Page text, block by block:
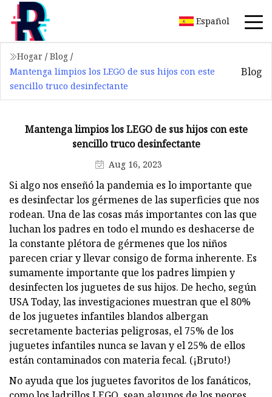
Español
Hogar / Blog /
Mantenga limpios los LEGO de sus hijos con este
sencillo truco desinfectante
Blog
Mantenga limpios los LEGO de sus hijos con este
sencillo truco desinfectante
Aug 16, 2023
Si algo nos enseñó la pandemia es lo importante que
es desinfectar los gérmenes de las superficies que nos
rodean. Una de las cosas más importantes con las que
luchan los padres en todo el mundo es deshacerse de
la constante plétora de gérmenes que los niños
parecen criar y llevar consigo de forma inherente. Es
sumamente importante que los padres limpien y
desinfecten los juguetes de sus hijos. De hecho, según
USA Today, las investigaciones muestran que el 80%
de los juguetes infantiles blandos albergan
secretamente bacterias peligrosas, el 75% de los
juguetes infantiles nunca se lavan y el 25% de ellos
están contaminados con materia fecal. (¡Bruto!)
No ayuda que los juguetes favoritos de los fanáticos,